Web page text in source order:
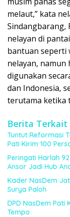
melaut,” kata
Sindangbarang,
nelayan di
bantuan seperti
nelayan, namun
digunakan
dan Indonesia,
terutama ketika
Berita Terkait
Tuntut Reformasi
Pati Kirim 100
Peringati Harlah
Ansor Jadi Hub
Kader NasDem
Surya Paloh
DPD NasDem Pati
Tempo